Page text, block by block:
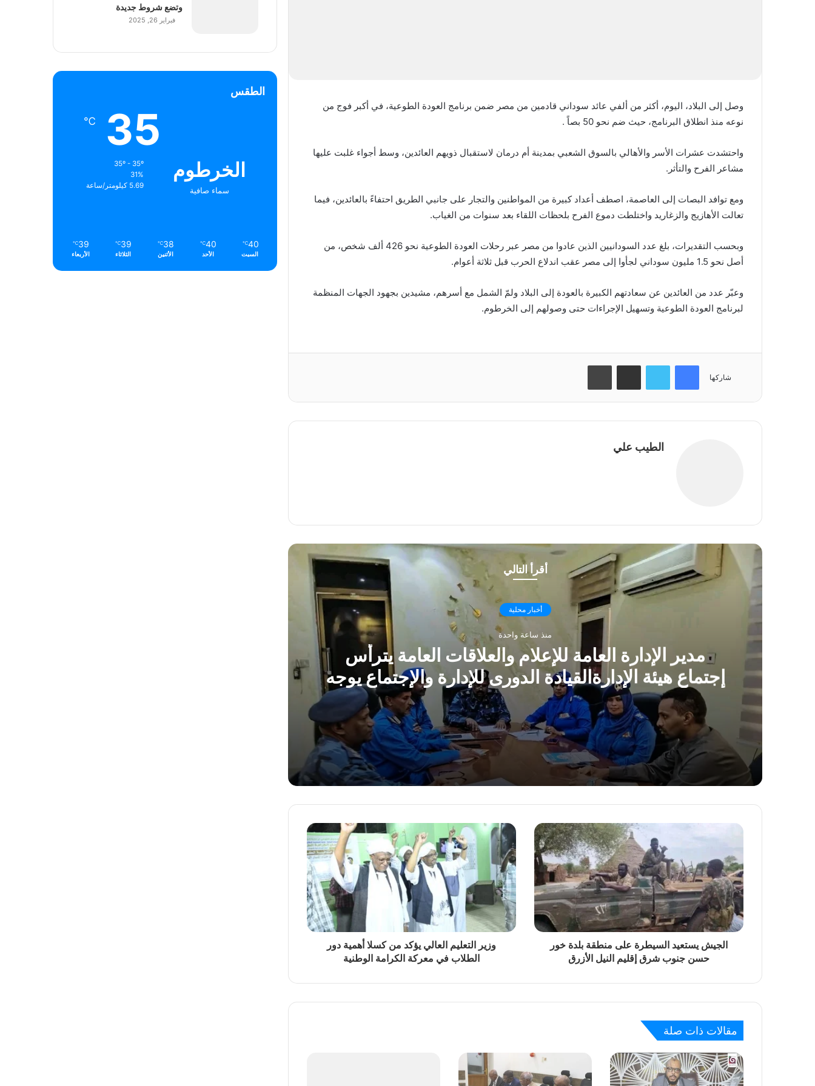
وصل إلى البلاد، اليوم، أكثر من ألفي عائد سوداني قادمين من مصر ضمن برنامج العودة الطوعية، في أكبر فوج من
نوعه منذ انطلاق البرنامج، حيث ضم نحو 50 بصاً .
واحتشدت عشرات الأسر والأهالي بالسوق الشعبي بمدينة أم درمان لاستقبال ذويهم العائدين، وسط أجواء غلبت عليها
مشاعر الفرح والتأثر.
ومع توافد البصات إلى العاصمة، اصطف أعداد كبيرة من المواطنين والتجار على جانبي الطريق احتفاءً بالعائدين، فيما
تعالت الأهازيج والزغاريد واختلطت دموع الفرح بلحظات اللقاء بعد سنوات من الغياب.
وبحسب التقديرات، بلغ عدد السودانيين الذين عادوا من مصر عبر رحلات العودة الطوعية نحو 426 ألف شخص، من
أصل نحو 1.5 مليون سوداني لجأوا إلى مصر عقب اندلاع الحرب قبل ثلاثة أعوام.
وعبّر عدد من العائدين عن سعادتهم الكبيرة بالعودة إلى البلاد ولمّ الشمل مع أسرهم، مشيدين بجهود الجهات المنظمة
لبرنامج العودة الطوعية وتسهيل الإجراءات حتى وصولهم إلى الخرطوم.
شاركها
فيسبوك تويتر مشاركة عبر البريد طباعة
الطيب علي
أقرأ التالي
أخبار محلية
منذ ساعة واحدة
مدير الإدارة العامة للإعلام والعلاقات العامة يترأس
إجتماع هيئة الإدارةالقيادة الدورى للإدارة والإجتماع يوجه
بتكثيف الجهود فى برامج التوعية الإعلامية والأنشطة
التفاعلية
منذ ساعة واحدة
مدير الإدارة العامة للإعلام والعلاقات العامة يترأس إجتماع هيئة الإدارةالقيادة الدورى للإدارة والإجتماع يوجه بتكثيف الجهود فى برامج التوعية الإعلامية والأنشطة التفاعلية
رئيس الوزراء يصدر قراراً بإنهاء تكليف الأمين العام للمجلس الأعلى للحج والعمرة
منذ 16 ساعة
الهلال الأحمر السوداني يوزع (1000) سلة غذائية للأسر المتأثرة بالحرب بمحلية شرق النيل
منذ يوم واحد
منذ يومين
الجيش يستعيد السيطرة على منطقة بلدة خور
حسن جنوب شرق إقليم النيل الأزرق
وزير التعليم العالي يؤكد من كسلا أهمية دور
الطلاب في معركة الكرامة الوطنية
مقالات ذات صلة
وتضع شروط جديدة
فبراير 26, 2025
الطقس
الخرطوم
سماء صافية
35
℃
31%
5.69 كيلومتر/ساعة
40
℃
السبت
40
℃
الأحد
38
℃
الأثنين
39
℃
الثلاثاء
39
℃
الأربعاء